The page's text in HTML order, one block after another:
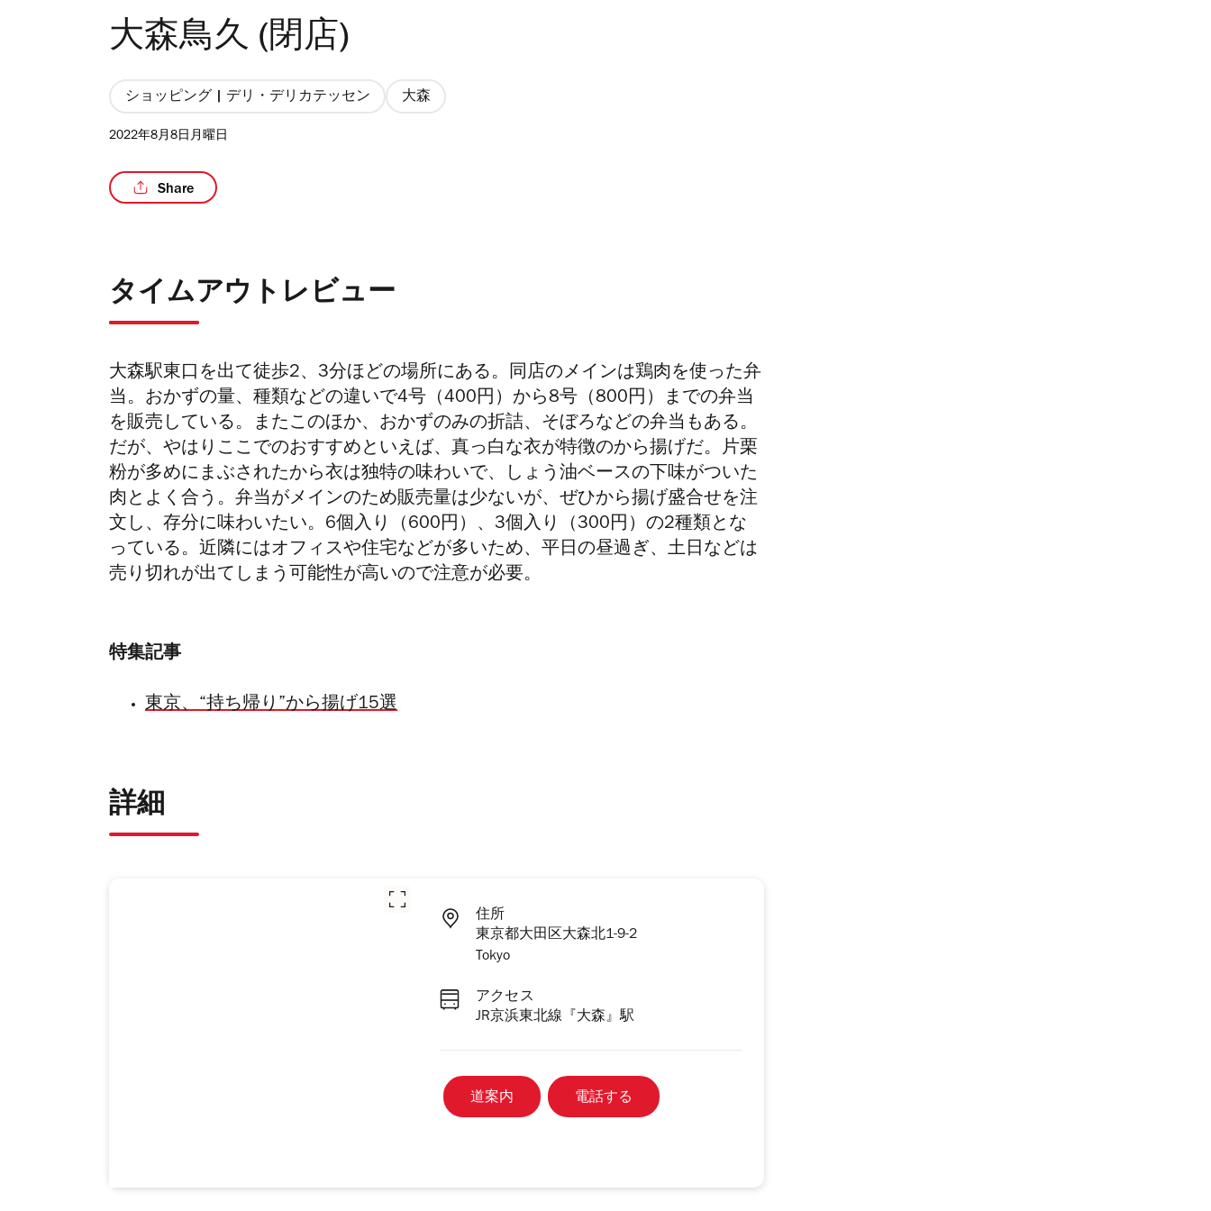
大森鳥久 (閉店)
ショッピング | デリ・デリカテッセン 大森
2022年8月8日月曜日
Share
タイムアウトレビュー
大森駅東口を出て徒歩2、3分ほどの場所にある。同店のメインは鶏肉を使った弁
当。おかずの量、種類などの違いで4号（400円）から8号（800円）までの弁当
を販売している。またこのほか、おかずのみの折詰、そぼろなどの弁当もある。
だが、やはりここでのおすすめといえば、真っ白な衣が特徴のから揚げだ。片栗
粉が多めにまぶされたから衣は独特の味わいで、しょう油ベースの下味がついた
肉とよく合う。弁当がメインのため販売量は少ないが、ぜひから揚げ盛合せを注
文し、存分に味わいたい。6個入り（600円）、3個入り（300円）の2種類とな
っている。近隣にはオフィスや住宅などが多いため、平日の昼過ぎ、土日などは
売り切れが出てしまう可能性が高いので注意が必要。
特集記事
東京、“持ち帰り”から揚げ15選
詳細
住所
東京都大田区大森北1-9-2
Tokyo
アクセス
JR京浜東北線『大森』駅
道案内 電話する